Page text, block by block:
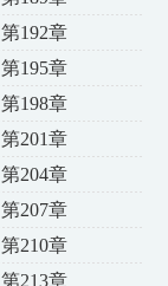
第192章
第195章
第198章
第201章
第204章
第207章
第210章
第213章